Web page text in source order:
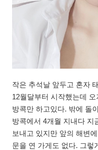
작은 추석날 앞두고 혼자
12월달부터 시작했는데
방콕만 하고있다. 밖에 돌
방콕에서 4개월 지내다 지
보내고 있지만 앞의 해변
문을 연 가게도 없다. 그렇